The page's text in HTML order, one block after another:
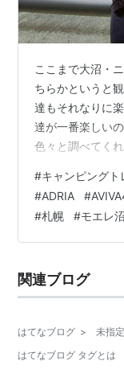
ここまで大沼・
ちらかというと
達もそれなりに
達が一番楽しい
色々と調べてく
が、奇跡が起き
エレ沼公園 〜 水
リンクス長沼 〜
水遊び、できる
なかうるさかっ
#キャンピングト
#ADRIA #
#札幌 #モエレ
関連ブログ
はてなブログ > 未指定
はてなブログ タグとは